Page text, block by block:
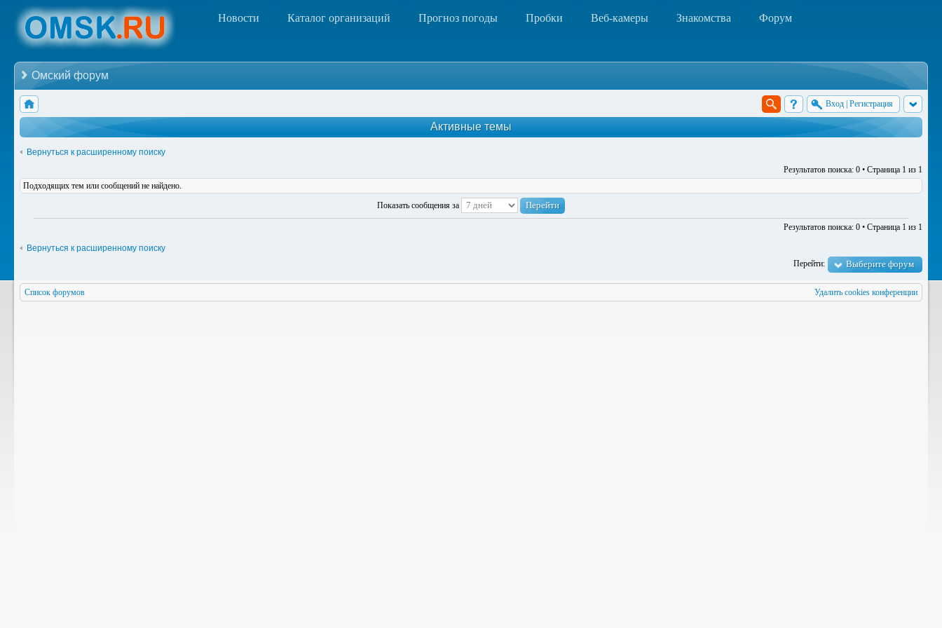
Новости Каталог организаций Прогноз погоды Пробки Веб-камеры Знакомства Форум
Омский форум
Вход Регистрация
Активные темы
Вернуться к расширенному поиску
Результатов поиска: 0 • Страница 1 из 1
Подходящих тем или сообщений не найдено.
Показать сообщения за
Результатов поиска: 0 • Страница 1 из 1
Вернуться к расширенному поиску
Перейти:
Выберите форум
Список форумов Удалить cookies конференции